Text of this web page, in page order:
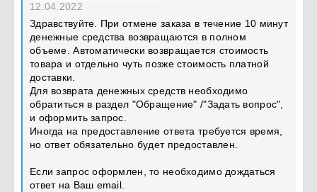
12.04.2022
Здравствуйте. При отмене заказа в течение 10 минут
денежные средства возвращаются в полном
объеме. Автоматически возвращается стоимость
товара и отдельно чуть позже стоимость платной
доставки.
Для возврата денежных средств необходимо
обратиться в раздел "Обращение" /"Задать вопрос",
и оформить запрос.
Иногда на предоставление ответа требуется время,
но ответ обязательно будет предоставлен.
Если запрос оформлен, то необходимо дождаться
ответ на Ваш email.